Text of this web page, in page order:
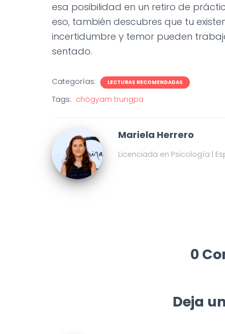
esa posibilidad en un retiro de
eso, también descubres que tu
incertidumbre y temor pueden
sentado.
Categorías: LECTURAS RECOMENDADAS
Tags: chögyam trungpa
Mariela Herrero
Licenciada en Psicología |
0
Deja